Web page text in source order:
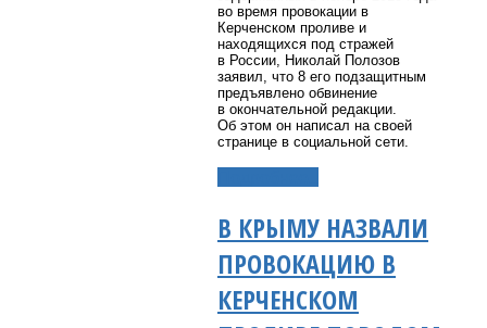
во время провокации в
Керченском проливе и
находящихся под стражей
в России, Николай Полозов
заявил, что 8 его подзащитным
предъявлено обвинение
в окончательной редакции.
Об этом он написал на своей
странице в социальной сети.
В КРЫМУ НАЗВАЛИ
ПРОВОКАЦИЮ В
КЕРЧЕНСКОМ